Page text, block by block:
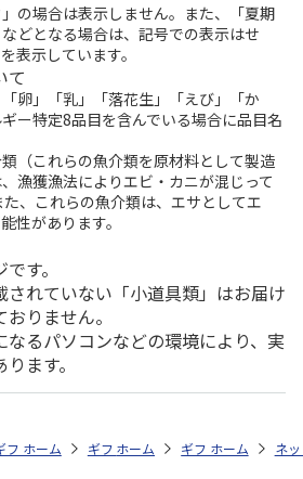
の場合は表示しません。また、「夏期
どとなる場合は、記号での表示はせ
表示しています。
て
卵」「乳」「落花生」「えび」「か
ー特定8品目を含んでいる場合に品目名
（これらの魚介類を原材料として製造
漁獲漁法によりエビ・カニが混じって
、これらの魚介類は、エサとしてエ
性があります。
す。
されていない「小道具類」はお届け
りません。
なるパソコンなどの環境により、実
ます。
お中元・夏ギフト特集 2026 お菓子・スイーツ
フトストア お中元・夏ギフト特集 2026
ホーム ギフトストア お中元・夏ギフト
ホーム ギフトストア お
ホーム ネ